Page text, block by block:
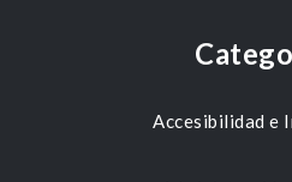
Accesibilidad e